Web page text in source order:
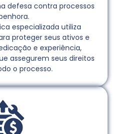
defesa contra processos
especializada utiliza
proteger seus ativos e
e experiência,
assegurem seus direitos
o processo.